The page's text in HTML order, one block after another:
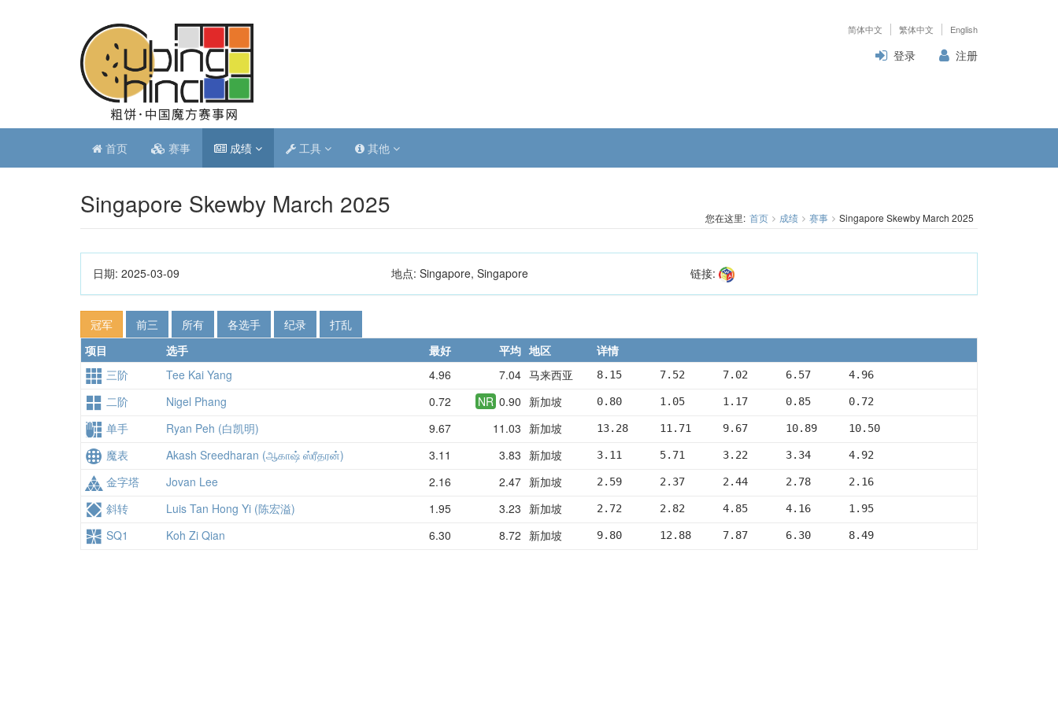
简体中文 繁体中文 English
登录 注册
首页 赛事 成绩 工具 其他
Singapore Skewby March 2025 您在这里: 首页 成绩 赛事 Singapore Skewby March 2025
日期: 2025-03-09 地点: Singapore, Singapore 链接:
冠军 前三 所有 各选手 纪录
打乱
项目
选手 最好 平均 地区
详情
三阶
Tee Kai Yang 4.96 7.04 马来西亚 8.15      7.52      7.02      6.57      4.96
二阶 Nigel Phang 0.72 NR 0.90 新加坡 0.80      1.05      1.17      0.85      0.72
单手 Ryan Peh (白凯明) 9.67 11.03 新加坡 13.28     11.71     9.67      10.89     10.50
魔表 Akash Sreedharan (ஆகாஷ் ஸ்ரீதரன்) 3.11 3.83 新加坡 3.11      5.71      3.22      3.34      4.92
金字塔 Jovan Lee 2.16 2.47 新加坡 2.59      2.37      2.44      2.78      2.16
斜转 Luis Tan Hong Yi (陈宏溢) 1.95 3.23 新加坡 2.72      2.82      4.85      4.16      1.95
SQ1 Koh Zi Qian 6.30 8.72 新加坡 9.80      12.88     7.87      6.30      8.49